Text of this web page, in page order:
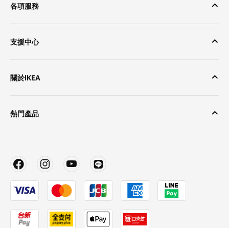
各項服務
支援中心
關於IKEA
熱門產品